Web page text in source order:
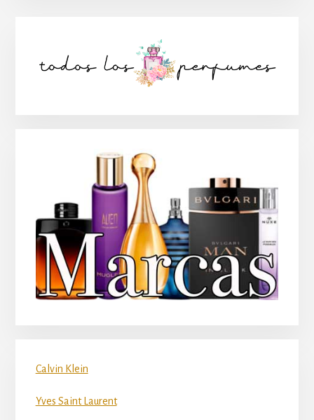
lateral
Calvin Klein
Yves Saint Laurent